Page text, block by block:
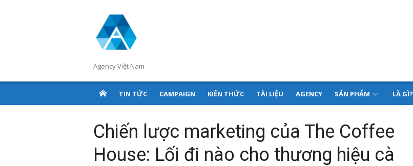
Agency Việt Nam
TIN TỨC CAMPAIGN KIẾN THỨC TÀI LIỆU AGENCY SẢN PHẨM LÀ GÌ?
Chiến lược marketing của The Coffee
House: Lối đi nào cho thương hiệu cà